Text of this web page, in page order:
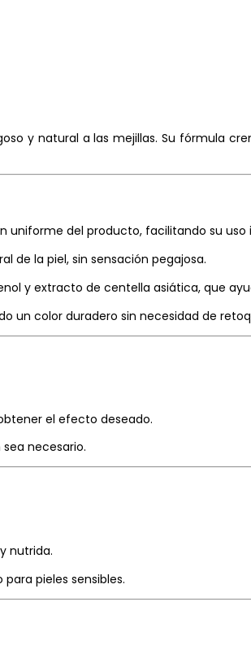
y natural a las mejillas. Su fórmula
uniforme del producto, facilitando su uso
de la piel, sin sensación pegajosa.
y extracto de centella asiática, que
un color duradero sin necesidad de
el efecto deseado.
necesario.
nutrida.
pieles sensibles.